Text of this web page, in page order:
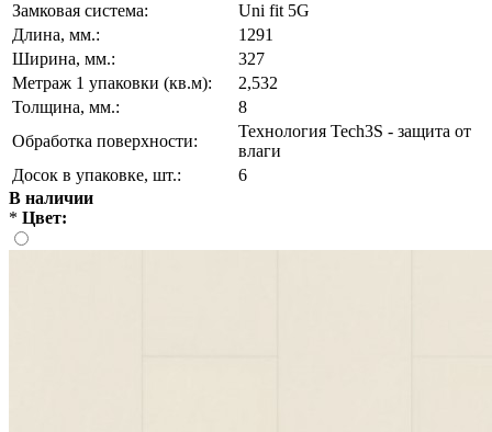
Замковая система:
Uni fit 5G
Длина, мм.:
1291
Ширина, мм.:
327
Метраж 1 упаковки (кв.м):
2,532
Толщина, мм.:
8
Обработка поверхности:
Технология Tech3S - защита от
влаги
Досок в упаковке, шт.:
6
В наличии
* Цвет: